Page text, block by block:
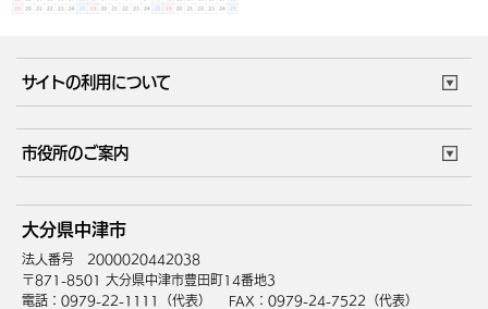
サイトの利用について
サイトマップ
市役所のご案内
庁舎地図 組織案内
中津市へのアクセス
大分県中津市
法人番号 2000020442038
〒871-8501 大分県中津市豊田町14番地3
電話：0979-22-1111（代表）
FAX：0979-24-7522（代表）